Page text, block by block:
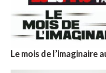
Le mois de l’imaginaire